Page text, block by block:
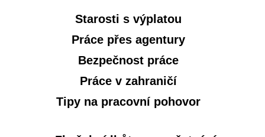
Starosti s výplatou
Práce přes agentury
Bezpečnost práce
Práce v zahraničí
Tipy na pracovní pohovor